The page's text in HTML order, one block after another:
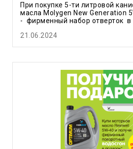
При покупке 5-ти литровой
масла Molygen New Generation
- фирменный набор отверток в
21.06.2024